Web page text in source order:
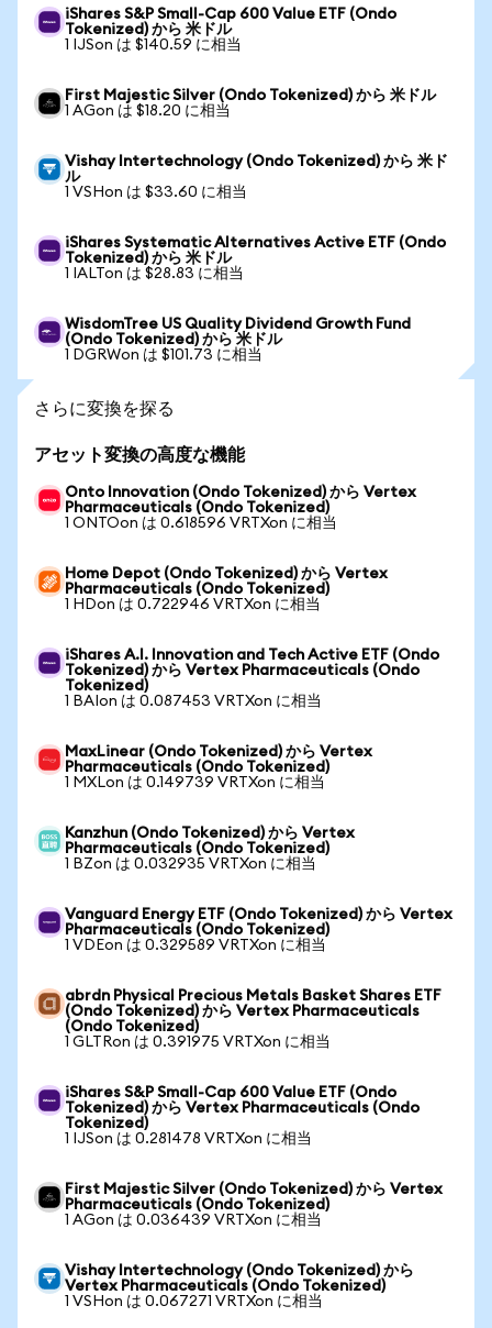
iShares S&P Small-Cap 600 Value ETF (Ondo
Tokenized) から 米ドル
1 IJSon は $140.59 に相当
First Majestic Silver (Ondo Tokenized) から 米ドル
1 AGon は $18.20 に相当
Vishay Intertechnology (Ondo Tokenized) から 米ド
ル
1 VSHon は $33.60 に相当
iShares Systematic Alternatives Active ETF (Ondo
Tokenized) から 米ドル
1 IALTon は $28.83 に相当
WisdomTree US Quality Dividend Growth Fund
(Ondo Tokenized) から 米ドル
1 DGRWon は $101.73 に相当
さらに変換を探る
アセット変換の高度な機能
Onto Innovation (Ondo Tokenized) から Vertex
Pharmaceuticals (Ondo Tokenized)
1 ONTOon は 0.618596 VRTXon に相当
Home Depot (Ondo Tokenized) から Vertex
Pharmaceuticals (Ondo Tokenized)
1 HDon は 0.722946 VRTXon に相当
iShares A.I. Innovation and Tech Active ETF (Ondo
Tokenized) から Vertex Pharmaceuticals (Ondo
Tokenized)
1 BAIon は 0.087453 VRTXon に相当
MaxLinear (Ondo Tokenized) から Vertex
Pharmaceuticals (Ondo Tokenized)
1 MXLon は 0.149739 VRTXon に相当
Kanzhun (Ondo Tokenized) から Vertex
Pharmaceuticals (Ondo Tokenized)
1 BZon は 0.032935 VRTXon に相当
Vanguard Energy ETF (Ondo Tokenized) から Vertex
Pharmaceuticals (Ondo Tokenized)
1 VDEon は 0.329589 VRTXon に相当
abrdn Physical Precious Metals Basket Shares ETF
(Ondo Tokenized) から Vertex Pharmaceuticals
(Ondo Tokenized)
1 GLTRon は 0.391975 VRTXon に相当
iShares S&P Small-Cap 600 Value ETF (Ondo
Tokenized) から Vertex Pharmaceuticals (Ondo
Tokenized)
1 IJSon は 0.281478 VRTXon に相当
First Majestic Silver (Ondo Tokenized) から Vertex
Pharmaceuticals (Ondo Tokenized)
1 AGon は 0.036439 VRTXon に相当
Vishay Intertechnology (Ondo Tokenized) から
Vertex Pharmaceuticals (Ondo Tokenized)
1 VSHon は 0.067271 VRTXon に相当